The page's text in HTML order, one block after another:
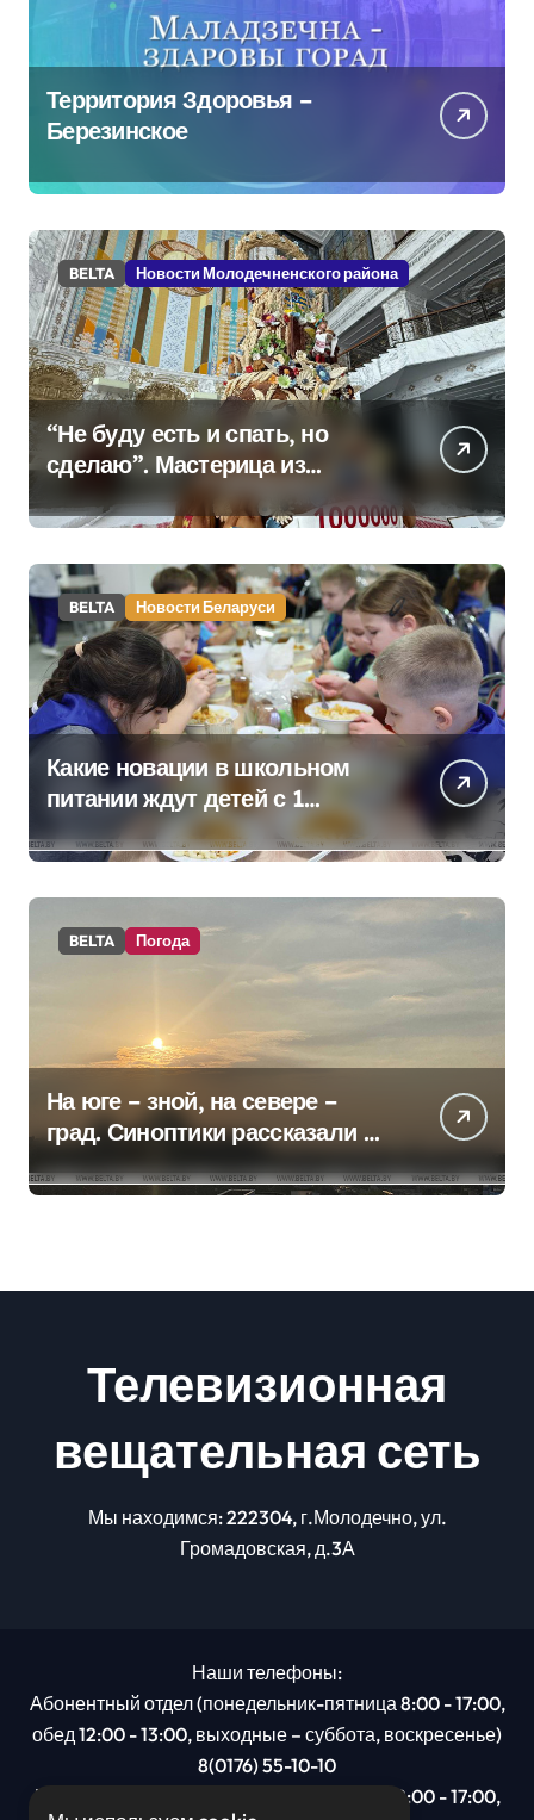
Территория Здоровья –
Березинское
BELTA Новости Молодечненского района
“Не буду есть и спать, но
сделаю”. Мастерица из
Молодечно о 50-
килограммовом каравае для
Дворца Независимости
BELTA Новости Беларуси
Какие новации в школьном
питании ждут детей с 1
сентября, рассказали в
правительстве
BELTA Погода
На юге – зной, на севере –
град. Синоптики рассказали о
погоде на сегодня
Телевизионная
вещательная сеть
Мы находимся: 222304, г.Молодечно, ул.
Громадовская, д.3А
Наши телефоны:
Абонентный отдел (понедельник-пятница 8:00 - 17:00,
обед 12:00 - 13:00, выходные – суббота, воскресенье)
8(0176) 55-10-10
Рекламный отдел (понедельник-пятница 8:00 - 17:00,